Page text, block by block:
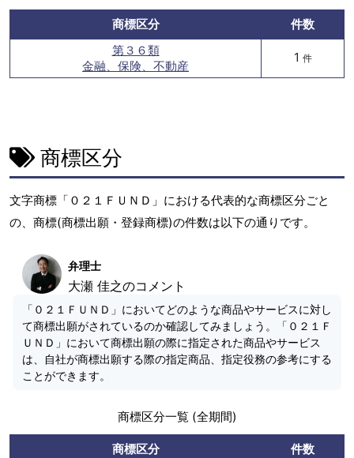
商標区分
件数
第３６類
金融、保険、不動産
1 件
商標区分
文字商標「０２１ＦＵＮＤ」における代表的な商標区分ごと
の、商標(商標出願・登録商標)の件数は以下の通りです。
弁理士
大瀬 佳之のコメント
「０２１ＦＵＮＤ」においてどのような商品やサービスに対し
て商標出願がされているのか確認してみましょう。「０２１Ｆ
ＵＮＤ」において商標出願の際に指定された商品やサービス
は、自社が商標出願する際の指定商品、指定役務の参考にする
ことができます。
商標区分一覧 (全期間)
商標区分
件数